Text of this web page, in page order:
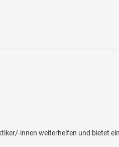
innen weiterhelfen und bietet